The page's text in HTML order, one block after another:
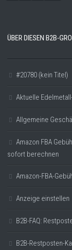
ÜBER DIESEN B2B-
#20780 (kein Titel)
Aktuelle
Allgemeine
Amazon FBA
sofort berechnen
Amazon-FBA-
Anzeige einstellen
B2B-FAQ:
B2B-Restposten-